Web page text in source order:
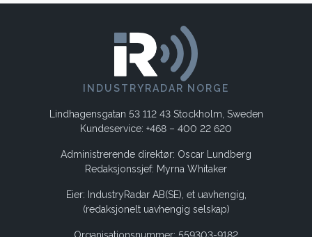
INDUSTRYRADAR NORGE
Lindhagensgatan 53 112 43 Stockholm, Sweden
Kundeservice: +468 – 400 22 620
Administrerende direktør: Oscar Lundberg
Redaksjonssjef: Myrna Whitaker
Eier: IndustryRadar AB(SE), et uavhengig,
(redaksjonelt uavhengig selskap)